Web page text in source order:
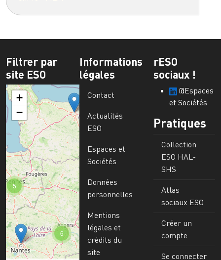
Filtrer par
site ESO
6
5
+
−
Informations
légales
Contact
Actualités
ESO
Espaces et
Sociétés
Données
personnelles
Mentions
légales et
crédits du
site
rESO
sociaux !
@Espaces
et Sociétés
Pratiques
Collection
ESO HAL-
SHS
Atlas
sociaux ESO
Créer un
compte
Se connecter